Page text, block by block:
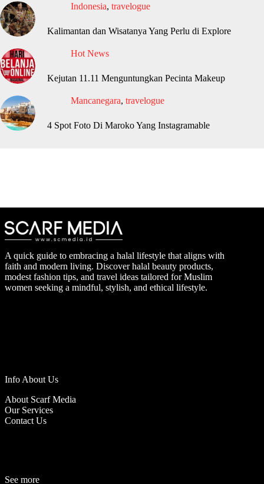
Indonesia, travelogue
Kalimantan dan Wisatanya Yang Perlu di Explore
Hot News
Kejutan 11.11 Menguntungkan Pecinta Makeup
Mancanegara, travelogue
4 Spot Foto Di Maroko Yang Instagramable
A quick guide to embracing a halal lifestyle that aligns with
faith and modern living. Discover halal beauty products,
modest fashion tips, and travel ideas tailored for Muslim
women seeking a mindful, stylish, and ethical lifestyle.
Info About Us
About Scarf Media
Our Services
Contact Us
See more